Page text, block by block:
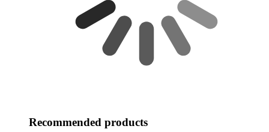
Recommended products